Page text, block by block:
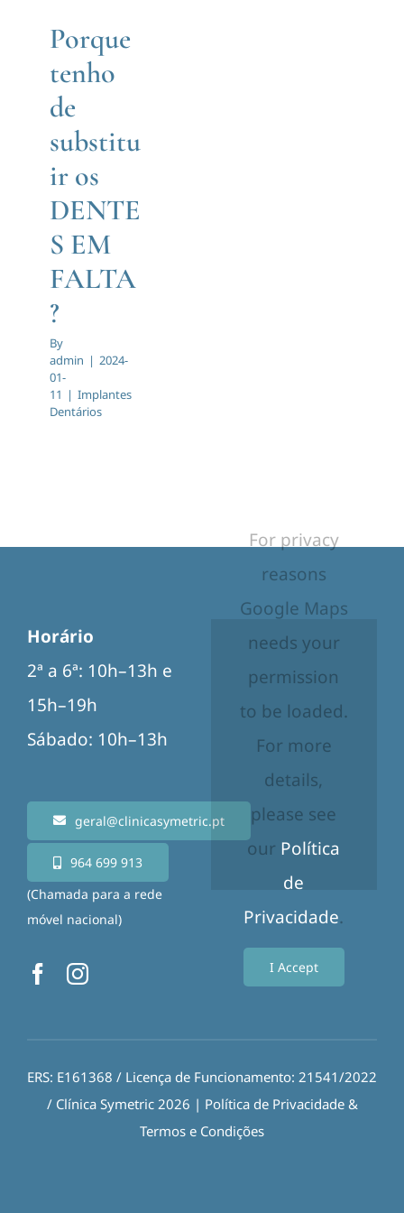
Implantes
Dentários
Porque
tenho
de
substitu
ir os
DENTE
S EM
FALTA
?
By
admin | 2024-
01-
11 | Implantes
Dentários
Horário
2ª a 6ª: 10h–13h e
15h–19h
Sábado: 10h–13h
geral@clinicasymetric.pt
964 699 913
(Chamada para a rede
móvel nacional)
For privacy
reasons
Google Maps
needs your
permission
to be loaded.
For more
details,
please see
our Política
de
Privacidade.
I Accept
ERS: E161368 / Licença de Funcionamento: 21541/2022
/ Clínica Symetric 2026 | Política de Privacidade&
Termos e Condições